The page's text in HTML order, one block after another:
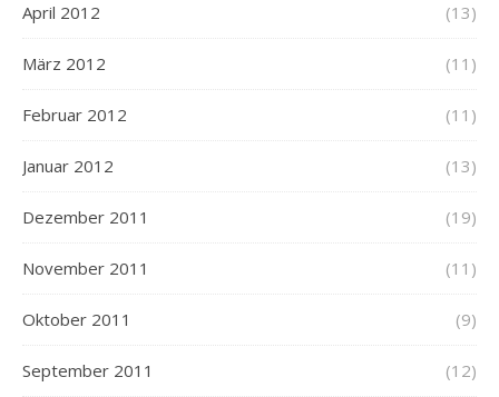
April 2012 (13)
März 2012 (11)
Februar 2012 (11)
Januar 2012 (13)
Dezember 2011 (19)
November 2011 (11)
Oktober 2011 (9)
September 2011 (12)